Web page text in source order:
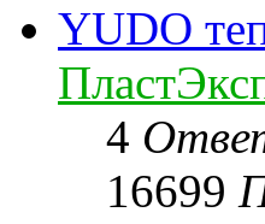
YUDO
4
16699